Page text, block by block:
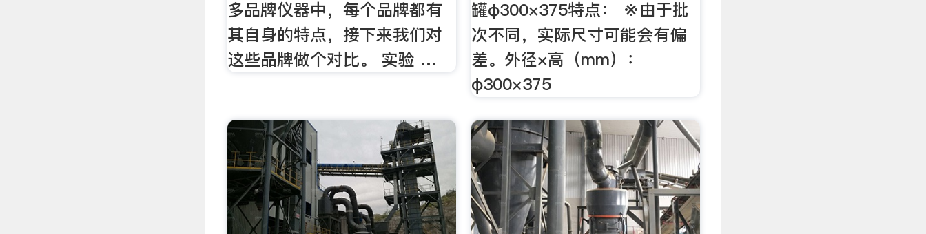
多品牌仪器中，每个品牌都有
其自身的特点，接下来我们对
这些品牌做个对比。 实验 …
罐φ300×375特点： ※由于批
次不同，实际尺寸可能会有偏
差。外径×高（mm）：
φ300×375